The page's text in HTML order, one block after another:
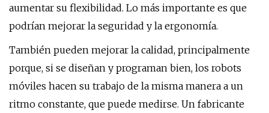
aumentar su flexibilidad. Lo más importante es que
podrían mejorar la seguridad y la ergonomía.
También pueden mejorar la calidad, principalmente
porque, si se diseñan y programan bien, los robots
móviles hacen su trabajo de la misma manera a un
ritmo constante, que puede medirse. Un fabricante